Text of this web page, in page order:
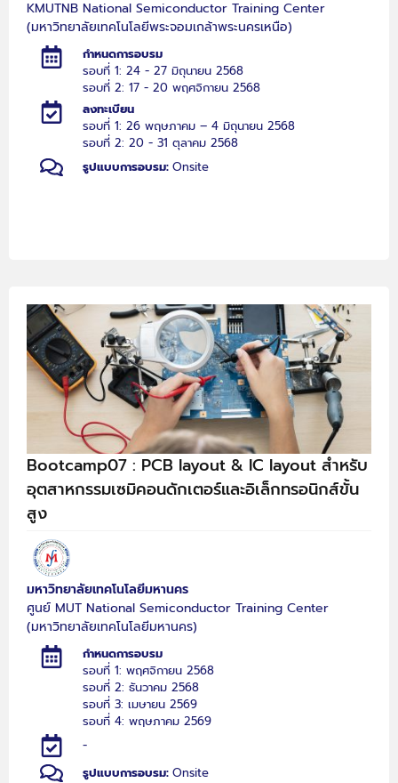
KMUTNB National Semiconductor Training Center
(มหาวิทยาลัยเทคโนโลยีพระจอมเกล้าพระนครเหนือ)
กำหนดการอบรม
รอบที่ 1: 24 - 27 มิถุนายน 2568
รอบที่ 2: 17 - 20 พฤศจิกายน 2568
ลงทะเบียน
รอบที่ 1: 26 พฤษภาคม – 4 มิถุนายน 2568
รอบที่ 2: 20 - 31 ตุลาคม 2568
รูปแบบการอบรม: Onsite
Bootcamp07 : PCB layout & IC layout สำหรับ
อุตสาหกรรมเซมิคอนดักเตอร์และอิเล็กทรอนิกส์ขั้น
สูง
มหาวิทยาลัยเทคโนโลยีมหานคร
ศูนย์ MUT National Semiconductor Training Center
(มหาวิทยาลัยเทคโนโลยีมหานคร)
กำหนดการอบรม
รอบที่ 1: พฤศจิกายน 2568
รอบที่ 2: ธันวาคม 2568
รอบที่ 3: เมษายน 2569
รอบที่ 4: พฤษภาคม 2569
-
รูปแบบการอบรม: Onsite